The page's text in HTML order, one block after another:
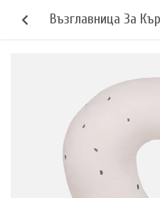
Възглавница За